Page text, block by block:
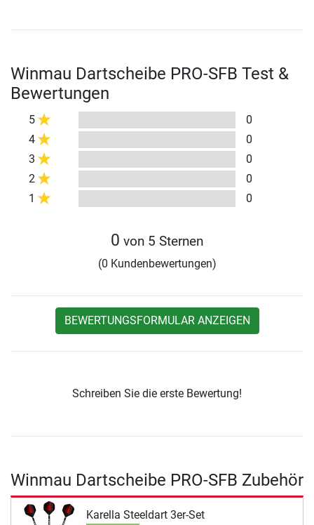
Winmau Dartscheibe PRO-SFB Test &
Bewertungen
5
0
4
0
3
0
2
0
1
0
0 von 5 Sternen
(0 Kundenbewertungen)
BEWERTUNGSFORMULAR ANZEIGEN
Schreiben Sie die erste Bewertung!
Winmau Dartscheibe PRO-SFB Zubehör
Karella Steeldart 3er-Set